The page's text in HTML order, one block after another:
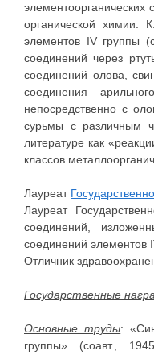
органической химии.
элементов IV группы
соединений через
соединений олова,
соединения
непосредственно с
сурьмы с различным
литературе как
классов
Лауреат
Лауреат
соединений,
соединений элементов
Отличник
Государственные
Основные труды:
группы» (соавт.,